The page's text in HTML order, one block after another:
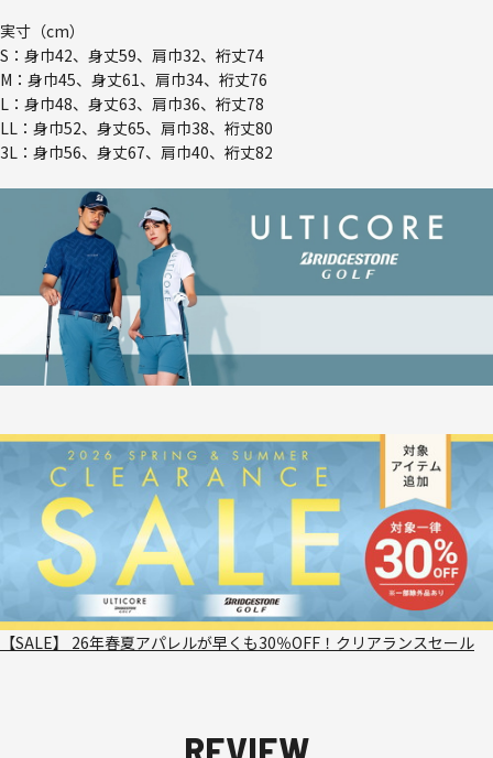
実寸（cm）
S：身巾42、身丈59、肩巾32、裄丈74
M：身巾45、身丈61、肩巾34、裄丈76
L：身巾48、身丈63、肩巾36、裄丈78
LL：身巾52、身丈65、肩巾38、裄丈80
3L：身巾56、身丈67、肩巾40、裄丈82
【SALE】 26年春夏アパレルが早くも30％OFF！クリアランスセール